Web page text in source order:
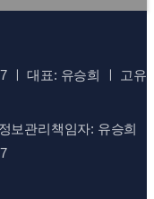
ㅣ 대표: 유승희 ㅣ 고유
보관리책임자: 유승희